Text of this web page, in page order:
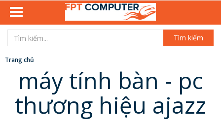
Tìm kiếm
Trang chủ
máy tính bàn - pc
thương hiệu ajazz